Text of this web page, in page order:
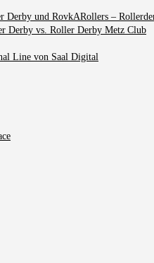
Derby und RovkARollers –
Derby vs. Roller Derby Metz Club
Line von Saal Digital